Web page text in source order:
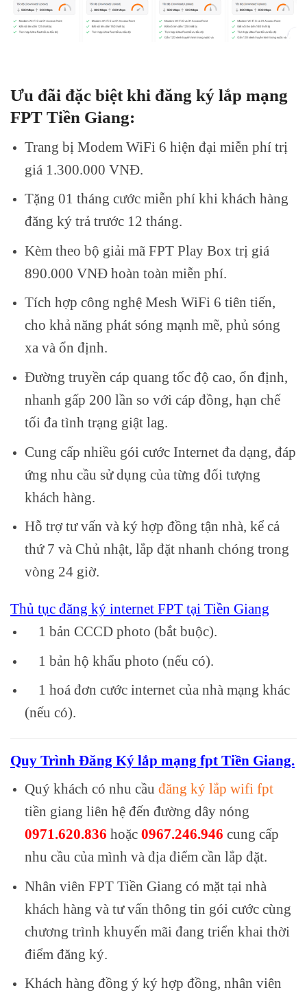
Ưu đãi đặc biệt khi đăng ký lắp mạng
FPT Tiền Giang:
Trang bị Modem WiFi 6 hiện đại miễn phí trị
giá 1.300.000 VNĐ.
Tặng 01 tháng cước miễn phí khi khách hàng
đăng ký trả trước 12 tháng.
Kèm theo bộ giải mã FPT Play Box trị giá
890.000 VNĐ hoàn toàn miễn phí.
Tích hợp công nghệ Mesh WiFi 6 tiên tiến,
cho khả năng phát sóng mạnh mẽ, phủ sóng
xa và ổn định.
Đường truyền cáp quang tốc độ cao, ổn định,
nhanh gấp 200 lần so với cáp đồng, hạn chế
tối đa tình trạng giật lag.
Cung cấp nhiều gói cước Internet đa dạng, đáp
ứng nhu cầu sử dụng của từng đối tượng
khách hàng.
Hỗ trợ tư vấn và ký hợp đồng tận nhà, kể cả
thứ 7 và Chủ nhật, lắp đặt nhanh chóng trong
vòng 24 giờ.
Thủ tục đăng ký internet FPT tại Tiền Giang
1 bản CCCD photo (bắt buộc).
1 bản hộ khẩu photo (nếu có).
1 hoá đơn cước internet của nhà mạng khác
(nếu có).
Quy Trình Đăng Ký lắp mạng fpt Tiền Giang.
Quý khách có nhu cầu đăng ký lắp wifi fpt
tiền giang liên hệ đến đường dây nóng
0971.620.836 hoặc 0967.246.946 cung cấp
nhu cầu của mình và địa điểm cần lắp đặt.
Nhân viên FPT Tiền Giang có mặt tại nhà
khách hàng và tư vấn thông tin gói cước cùng
chương trình khuyến mãi đang triển khai thời
điểm đăng ký.
Khách hàng đồng ý ký hợp đồng, nhân viên